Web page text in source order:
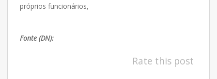
próprios funcionários,
Fonte (DN):
Rate this post